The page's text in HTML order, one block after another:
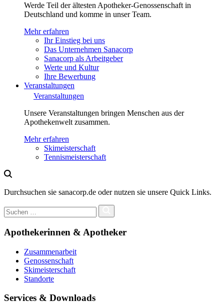
Werde Teil der ältesten Apotheker-Genossenschaft in
Deutschland und komme in unser Team.
Mehr erfahren
Ihr Einstieg bei uns
Das Unternehmen Sanacorp
Sanacorp als Arbeitgeber
Werte und Kultur
Ihre Bewerbung
Veranstaltungen
Veranstaltungen
Unsere Veranstaltungen bringen Menschen aus der
Apothekenwelt zusammen.
Mehr erfahren
Skimeisterschaft
Tennismeisterschaft
Durchsuchen sie sanacorp.de oder nutzen sie unsere Quick Links.
Apothekerinnen & Apotheker
Zusammenarbeit
Genossenschaft
Skimeisterschaft
Standorte
Services & Downloads